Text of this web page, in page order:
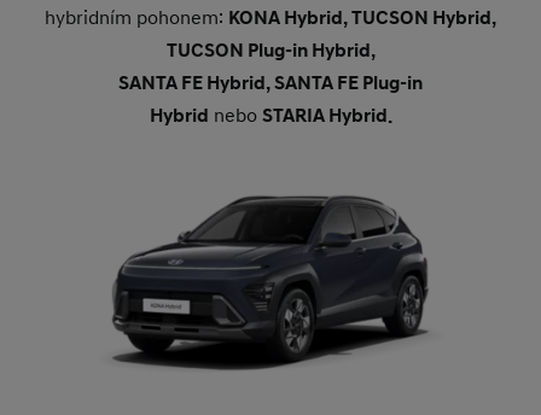
hybridním pohonem: KONA Hybrid, TUCSON Hybrid,
TUCSON Plug-in Hybrid,
SANTA FE Hybrid, SANTA FE Plug-in
Hybrid nebo STARIA Hybrid.